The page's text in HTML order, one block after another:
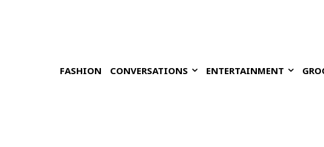
FASHION CONVERSATIONS ENTERTAINMENT